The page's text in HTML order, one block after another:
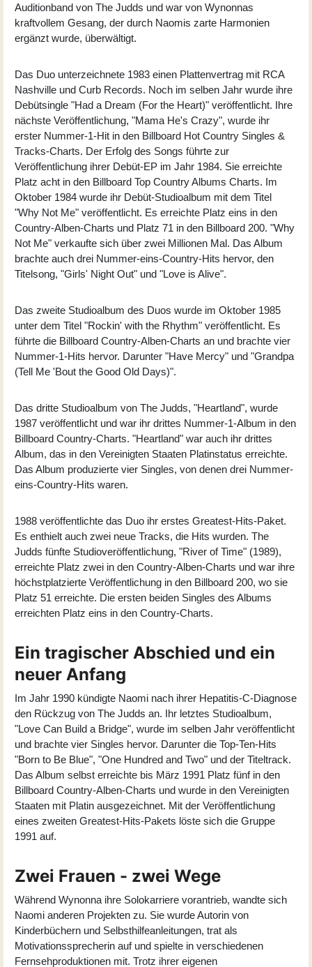
Auditionband von The Judds und war von Wynonnas
kraftvollem Gesang, der durch Naomis zarte Harmonien
ergänzt wurde, überwältigt.
Das Duo unterzeichnete 1983 einen Plattenvertrag mit RCA
Nashville und Curb Records. Noch im selben Jahr wurde ihre
Debütsingle "Had a Dream (For the Heart)" veröffentlicht. Ihre
nächste Veröffentlichung, "Mama He's Crazy", wurde ihr
erster Nummer-1-Hit in den Billboard Hot Country Singles &
Tracks-Charts. Der Erfolg des Songs führte zur
Veröffentlichung ihrer Debüt-EP im Jahr 1984. Sie erreichte
Platz acht in den Billboard Top Country Albums Charts. Im
Oktober 1984 wurde ihr Debüt-Studioalbum mit dem Titel
"Why Not Me" veröffentlicht. Es erreichte Platz eins in den
Country-Alben-Charts und Platz 71 in den Billboard 200. "Why
Not Me" verkaufte sich über zwei Millionen Mal. Das Album
brachte auch drei Nummer-eins-Country-Hits hervor, den
Titelsong, "Girls' Night Out" und "Love is Alive".
Das zweite Studioalbum des Duos wurde im Oktober 1985
unter dem Titel "Rockin' with the Rhythm" veröffentlicht. Es
führte die Billboard Country-Alben-Charts an und brachte vier
Nummer-1-Hits hervor. Darunter "Have Mercy" und "Grandpa
(Tell Me 'Bout the Good Old Days)".
Das dritte Studioalbum von The Judds, "Heartland", wurde
1987 veröffentlicht und war ihr drittes Nummer-1-Album in den
Billboard Country-Charts. "Heartland" war auch ihr drittes
Album, das in den Vereinigten Staaten Platinstatus erreichte.
Das Album produzierte vier Singles, von denen drei Nummer-
eins-Country-Hits waren.
1988 veröffentlichte das Duo ihr erstes Greatest-Hits-Paket.
Es enthielt auch zwei neue Tracks, die Hits wurden. The
Judds fünfte Studioveröffentlichung, "River of Time" (1989),
erreichte Platz zwei in den Country-Alben-Charts und war ihre
höchstplatzierte Veröffentlichung in den Billboard 200, wo sie
Platz 51 erreichte. Die ersten beiden Singles des Albums
erreichten Platz eins in den Country-Charts.
Ein tragischer Abschied und ein
neuer Anfang
Im Jahr 1990 kündigte Naomi nach ihrer Hepatitis-C-Diagnose
den Rückzug von The Judds an. Ihr letztes Studioalbum,
"Love Can Build a Bridge", wurde im selben Jahr veröffentlicht
und brachte vier Singles hervor. Darunter die Top-Ten-Hits
"Born to Be Blue", "One Hundred and Two" und der Titeltrack.
Das Album selbst erreichte bis März 1991 Platz fünf in den
Billboard Country-Alben-Charts und wurde in den Vereinigten
Staaten mit Platin ausgezeichnet. Mit der Veröffentlichung
eines zweiten Greatest-Hits-Pakets löste sich die Gruppe
1991 auf.
Zwei Frauen - zwei Wege
Während Wynonna ihre Solokarriere vorantrieb, wandte sich
Naomi anderen Projekten zu. Sie wurde Autorin von
Kinderbüchern und Selbsthilfeanleitungen, trat als
Motivationssprecherin auf und spielte in verschiedenen
Fernsehproduktionen mit. Trotz ihrer eigenen